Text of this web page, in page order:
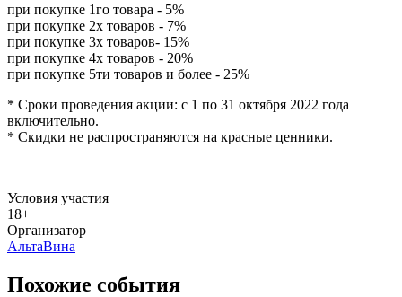
при покупке 1го товара - 5%
при покупке 2х товаров - 7%
при покупке 3х товаров- 15%
при покупке 4х товаров - 20%
при покупке 5ти товаров и более - 25%
* Сроки проведения акции: с 1 по 31 октября 2022 года
включительно.
* Скидки не распространяются на красные ценники.
Условия участия
18+
Организатор
АльтаВина
Похожие события